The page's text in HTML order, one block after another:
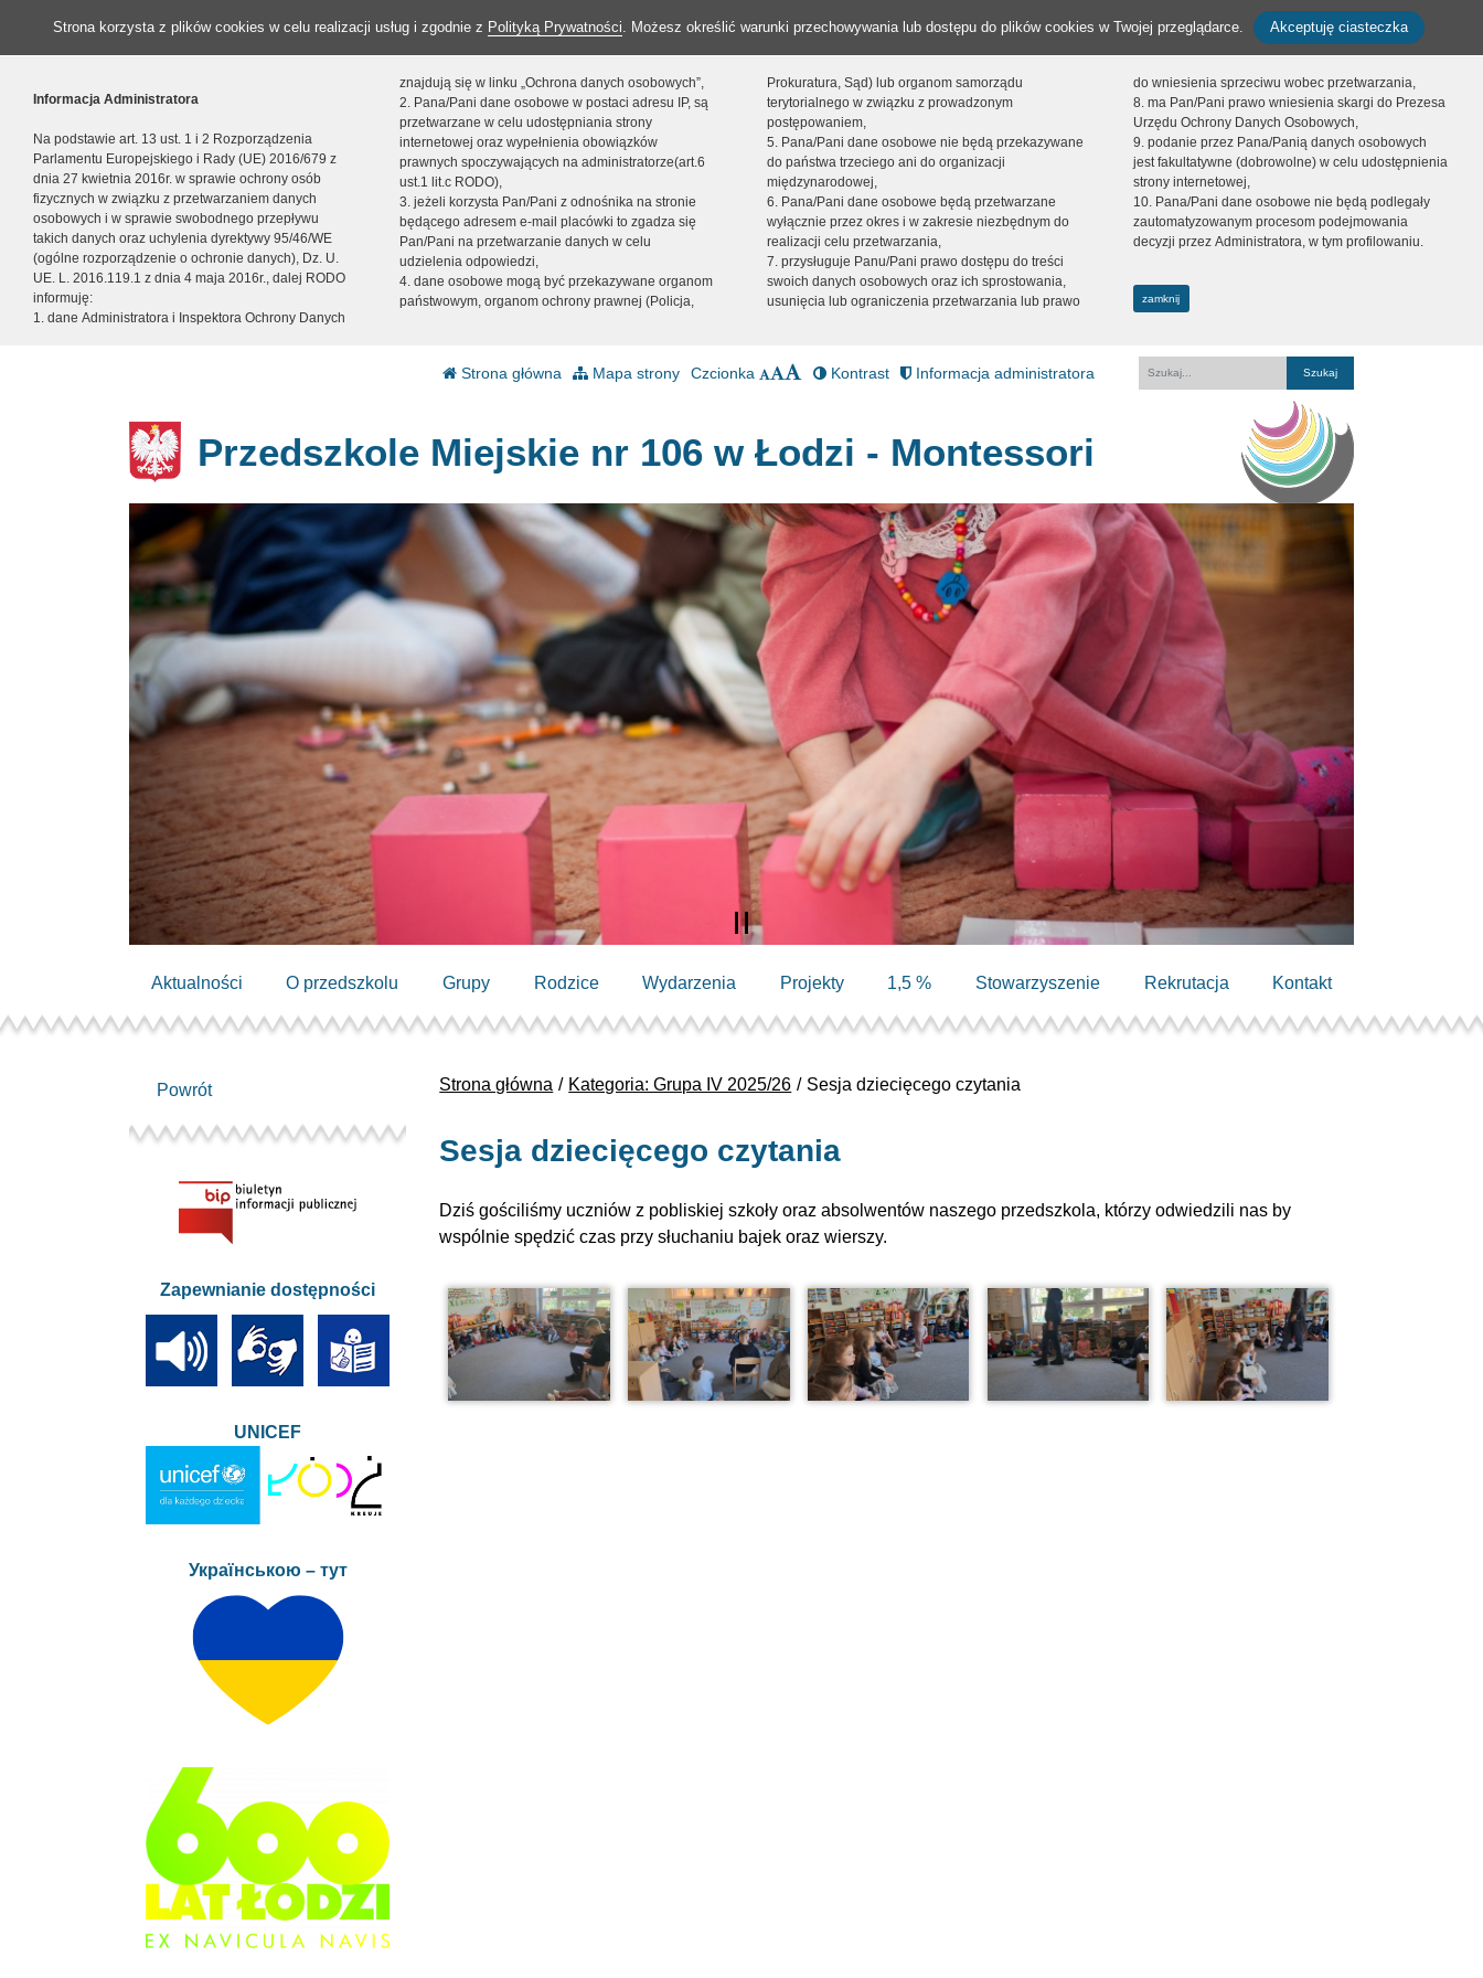
Strona korzysta z plików cookies w celu realizacji usług i zgodnie z Polityką Prywatności. Możesz określić warunki przechowywania lub dostępu do plików cookies w Twojej przeglądarce. Akceptuję ciasteczka
Informacja Administratora
Na podstawie art. 13 ust. 1 i 2 Rozporządzenia
Parlamentu Europejskiego i Rady (UE) 2016/679 z
dnia 27 kwietnia 2016r. w sprawie ochrony osób
fizycznych w związku z przetwarzaniem danych
osobowych i w sprawie swobodnego przepływu
takich danych oraz uchylenia dyrektywy 95/46/WE
(ogólne rozporządzenie o ochronie danych), Dz. U.
UE. L. 2016.119.1 z dnia 4 maja 2016r., dalej RODO
informuję:
1. dane Administratora i Inspektora Ochrony Danych
znajdują się w linku „Ochrona danych osobowych”,
2. Pana/Pani dane osobowe w postaci adresu IP, są
przetwarzane w celu udostępniania strony
internetowej oraz wypełnienia obowiązków
prawnych spoczywających na administratorze(art.6
ust.1 lit.c RODO),
3. jeżeli korzysta Pan/Pani z odnośnika na stronie
będącego adresem e-mail placówki to zgadza się
Pan/Pani na przetwarzanie danych w celu
udzielenia odpowiedzi,
4. dane osobowe mogą być przekazywane organom
państwowym, organom ochrony prawnej (Policja,
Prokuratura, Sąd) lub organom samorządu
terytorialnego w związku z prowadzonym
postępowaniem,
5. Pana/Pani dane osobowe nie będą przekazywane
do państwa trzeciego ani do organizacji
międzynarodowej,
6. Pana/Pani dane osobowe będą przetwarzane
wyłącznie przez okres i w zakresie niezbędnym do
realizacji celu przetwarzania,
7. przysługuje Panu/Pani prawo dostępu do treści
swoich danych osobowych oraz ich sprostowania,
usunięcia lub ograniczenia przetwarzania lub prawo
do wniesienia sprzeciwu wobec przetwarzania,
8. ma Pan/Pani prawo wniesienia skargi do Prezesa
Urzędu Ochrony Danych Osobowych,
9. podanie przez Pana/Panią danych osobowych
jest fakultatywne (dobrowolne) w celu udostępnienia
strony internetowej,
10. Pana/Pani dane osobowe nie będą podlegały
zautomatyzowanym procesom podejmowania
decyzji przez Administratora, w tym profilowaniu.
zamknij
Strona główna Mapa strony Czcionka Kontrast Informacja administratora
Fraza
Przedszkole Miejskie nr 106 w Łodzi - Montessori
Aktualności O przedszkolu Grupy Rodzice Wydarzenia Projekty 1,5 % Stowarzyszenie Rekrutacja Kontakt
Strona główna Kategoria: Grupa IV 2025/26 Sesja dziecięcego czytania
Sesja dziecięcego czytania
Dziś gościliśmy uczniów z pobliskiej szkoły oraz absolwentów naszego przedszkola, którzy odwiedzili nas by
wspólnie spędzić czas przy słuchaniu bajek oraz wierszy.
Powrót
Zapewnianie dostępności
UNICEF
Українською – тут